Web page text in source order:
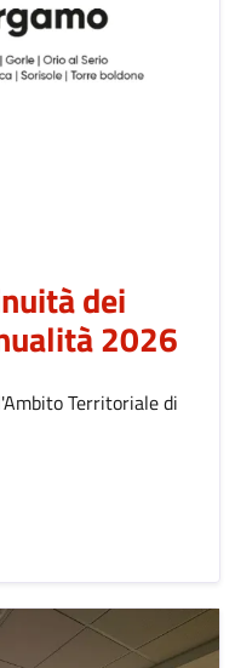
dei
2026
Territoriale di
DEI